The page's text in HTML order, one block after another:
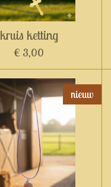
kruis ketting
€ 3,00
nieuw